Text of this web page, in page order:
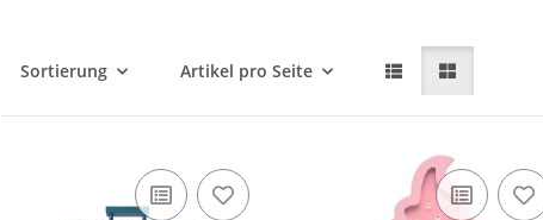
Sortierung Artikel pro Seite